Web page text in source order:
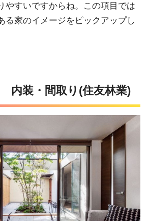
やすいですからね。この項目では
る家のイメージをピックアップし
内装・間取り(住友林業)